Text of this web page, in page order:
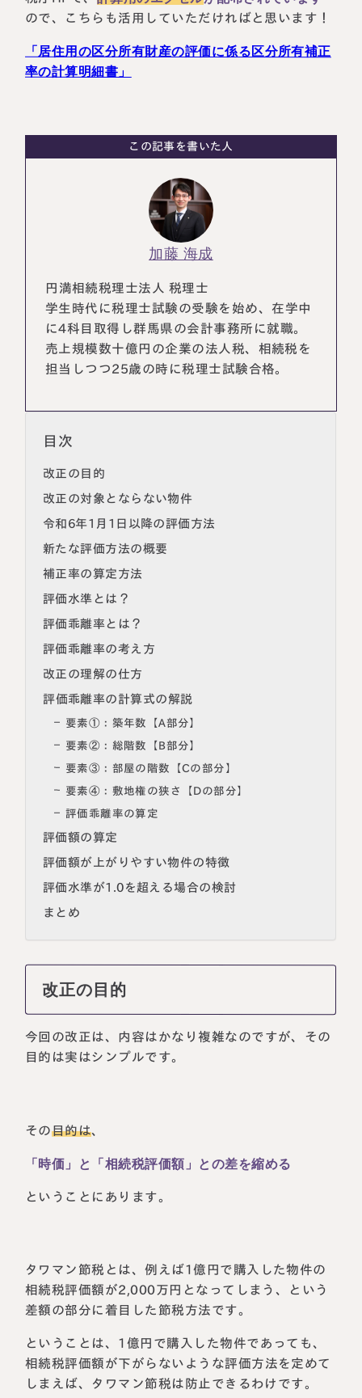
ので、こちらも活用していただければと思います！
「居住用の区分所有財産の評価に係る区分所有補正
率の計算明細書」
この記事を書いた人
加藤 海成
円満相続税理士法人 税理士
学生時代に税理士試験の受験を始め、在学中
に4科目取得し群馬県の会計事務所に就職。
売上規模数十億円の企業の法人税、相続税を
担当しつつ25歳の時に税理士試験合格。
目次
改正の目的
改正の対象とならない物件
令和6年1月1日以降の評価方法
新たな評価方法の概要
補正率の算定方法
評価水準とは？
評価乖離率とは？
評価乖離率の考え方
改正の理解の仕方
評価乖離率の計算式の解説
要素①：築年数【A部分】
要素②：総階数【B部分】
要素③：部屋の階数【Cの部分】
要素④：敷地権の狭さ【Dの部分】
評価乖離率の算定
評価額の算定
評価額が上がりやすい物件の特徴
評価水準が1.0を超える場合の検討
まとめ
改正の目的
今回の改正は、内容はかなり複雑なのですが、その
目的は実はシンプルです。
その目的は、
「時価」と「相続税評価額」との差を縮める
ということにあります。
タワマン節税とは、例えば1億円で購入した物件の
相続税評価額が2,000万円となってしまう、という
差額の部分に着目した節税方法です。
ということは、1億円で購入した物件であっても、
相続税評価額が下がらないような評価方法を定めて
しまえば、タワマン節税は防止できるわけです。